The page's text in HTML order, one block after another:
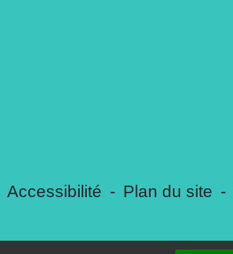
Accessibilité - Plan du site -